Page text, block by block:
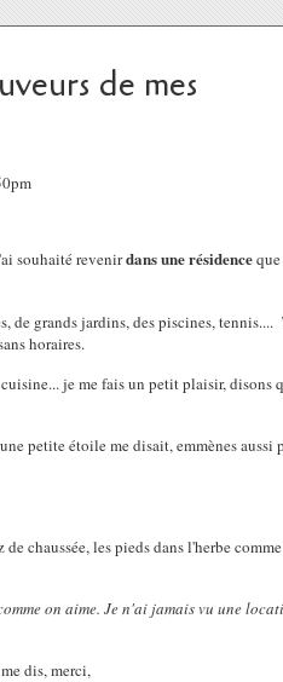
de mes
souhaité revenirdans une résidence
de grands jardins, des piscines,
horaires.
je me fais un petit plaisir, disons
petite étoile me disait, emmènes aussi
chaussée, les pieds dans l'herbe
on aime. Je n'ai jamais vu une
dis, merci,